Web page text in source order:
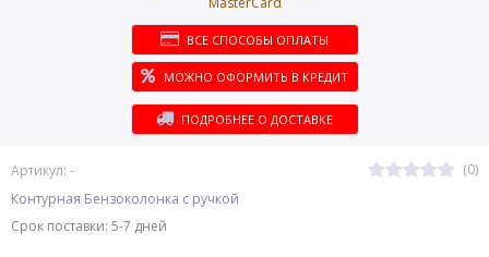
Артикул: -
(0)
Контурная Бензоколонка с ручкой
Срок поставки: 5-7 дней
ВСЕ СПОСОБЫ ОПЛАТЫ
МОЖНО ОФОРМИТЬ В КРЕДИТ
ПОДРОБНЕЕ О ДОСТАВКЕ